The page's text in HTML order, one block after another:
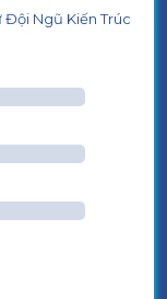
Ngũ Kiến Trúc